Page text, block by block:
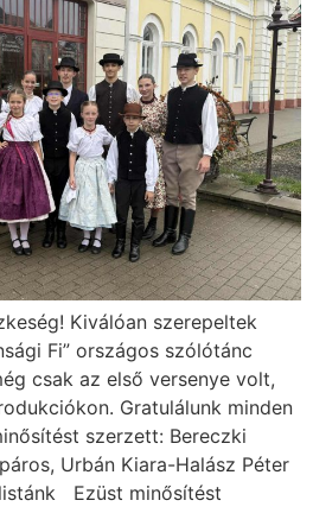
Kiválóan szerepeltek
Fi” országos szólótánc
csak az első versenye volt,
Gratulálunk minden
szerzett: Bereczki
Urbán Kiara-Halász Péter
Ezüst minősítést